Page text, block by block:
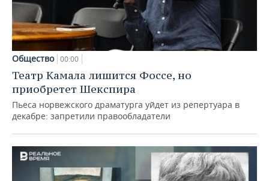
Общество 00:00
Театр Камала лишится Фоссе, но
приобретет Шекспира
Пьеса норвежского драматурга уйдет из репертуара в
декабре: запретили правообладатели